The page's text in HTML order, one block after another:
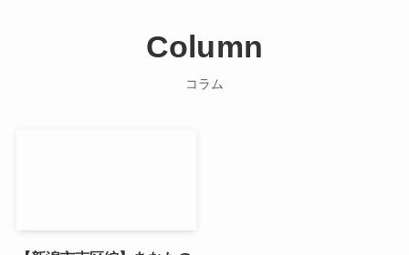
Column
コラム